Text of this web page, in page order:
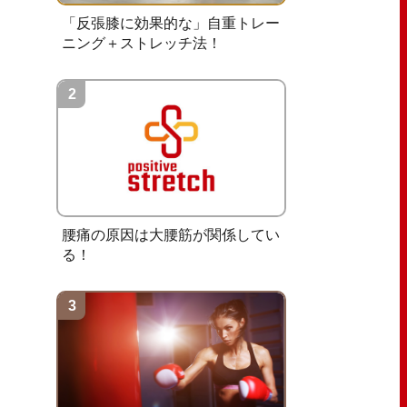
「反張膝に効果的な」自重トレー
ニング＋ストレッチ法！
腰痛の原因は大腰筋が関係してい
る！